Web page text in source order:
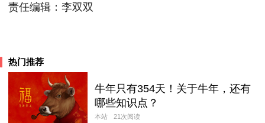
责任编辑：李双双
热门推荐
牛年只有354天！关于牛年，还有
哪些知识点？
本站 21次阅读